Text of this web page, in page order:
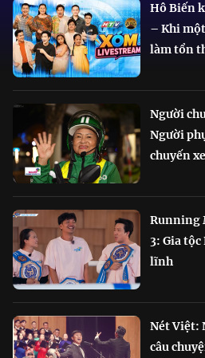
Hô Biến
– Khi
làm tổn
Người
Người
chuyến
Running
3: Gia
lĩnh
Nét Việt:
câu